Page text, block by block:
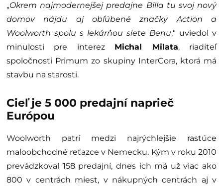
„Okrem najmodernejšej predajne Billa tu svoj nový
domov nájdu aj obľúbené značky Action a
Woolworth spolu s lekárňou siete Benu,“ uviedol v
minulosti pre interez Michal Milata, riaditeľ
spoločnosti Primum zo skupiny InterCora, ktorá má
stavbu na starosti.
Cieľ je 5 000 predajní naprieč
Európou
Woolworth patrí medzi najrýchlejšie rastúce
maloobchodné reťazce v Nemecku. Kým v roku 2010
prevádzkoval 158 predajní, dnes ich má už viac ako
800 v centrách miest, v nákupných centrách aj v